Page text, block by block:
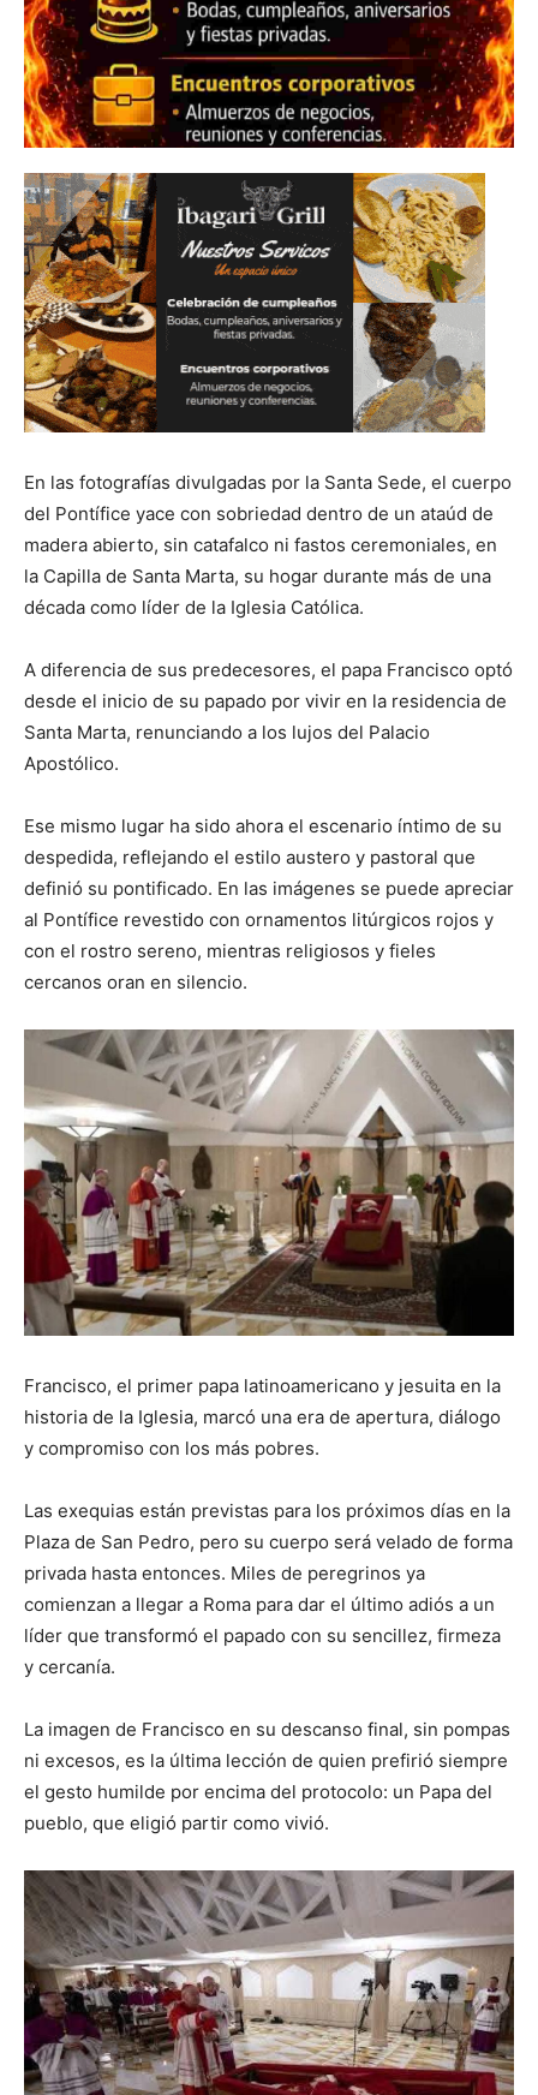
En las fotografías divulgadas por la Santa Sede, el cuerpo
del Pontífice yace con sobriedad dentro de un ataúd de
madera abierto, sin catafalco ni fastos ceremoniales, en
la Capilla de Santa Marta, su hogar durante más de una
década como líder de la Iglesia Católica.
A diferencia de sus predecesores, el papa Francisco optó
desde el inicio de su papado por vivir en la residencia de
Santa Marta, renunciando a los lujos del Palacio
Apostólico.
Ese mismo lugar ha sido ahora el escenario íntimo de su
despedida, reflejando el estilo austero y pastoral que
definió su pontificado. En las imágenes se puede apreciar
al Pontífice revestido con ornamentos litúrgicos rojos y
con el rostro sereno, mientras religiosos y fieles
cercanos oran en silencio.
Francisco, el primer papa latinoamericano y jesuita en la
historia de la Iglesia, marcó una era de apertura, diálogo
y compromiso con los más pobres.
Las exequias están previstas para los próximos días en la
Plaza de San Pedro, pero su cuerpo será velado de forma
privada hasta entonces. Miles de peregrinos ya
comienzan a llegar a Roma para dar el último adiós a un
líder que transformó el papado con su sencillez, firmeza
y cercanía.
La imagen de Francisco en su descanso final, sin pompas
ni excesos, es la última lección de quien prefirió siempre
el gesto humilde por encima del protocolo: un Papa del
pueblo, que eligió partir como vivió.